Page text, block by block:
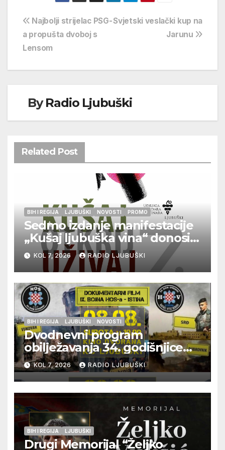
Navigacija
objava
Svjetski veslački kup na
Jarunu
Najbolji strijelac PSG-
a propušta dvoboj s
Lensom
ByRadio Ljubuški
Related Post
BIH I REGIJA LJUBUŠKI NOVOSTI PROMO
Sedmo izdanje manifestacije
„Kušaj ljubuška vina“ donosi
vrhunska vina, gastronomiju i
glazbu
KOL 7, 2026 RADIO LJUBUŠKI
BIH I REGIJA LJUBUŠKI NOVOSTI
Dvodnevni program
obilježavanja 34. godišnjice
pogibije generala Blaža
Kraljevića i osmorice
pripadnika HOS-a
KOL 7, 2026 RADIO LJUBUŠKI
BIH I REGIJA LJUBUŠKI
Drugi Memorijal “Željko